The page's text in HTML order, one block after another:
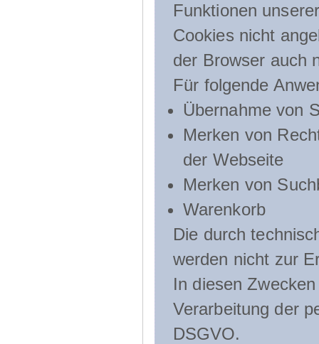
Funktionen
Cookies nicht
der Browser auch
Für folgende
Übernahme von
Merken von
der Webseite
Merken von
Warenkorb
Die durch
werden nicht zur
In diesen
Verarbeitung der
DSGVO.